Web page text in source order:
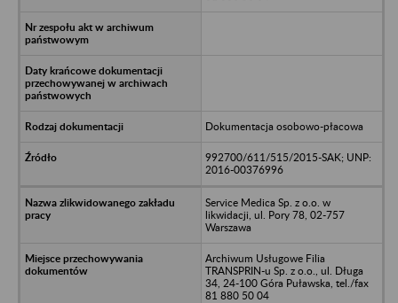
Dokumentacja osobowo-płacowa
992700/611/515/2015-SAK; UNP:
2016-00376996
Service Medica Sp. z o.o. w
likwidacji, ul. Pory 78, 02-757
Warszawa
Archiwum Usługowe Filia
TRANSPRIN-u Sp. z o.o., ul. Długa
34, 24-100 Góra Puławska, tel./fax
81 880 50 04